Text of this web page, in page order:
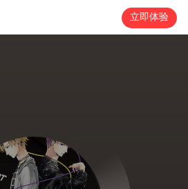
立即体验